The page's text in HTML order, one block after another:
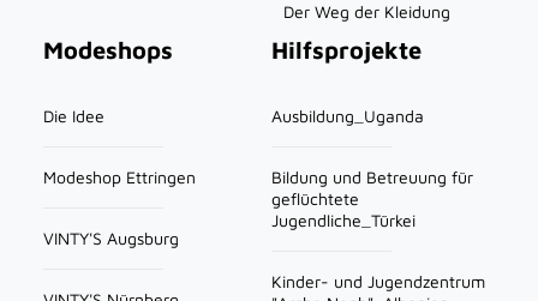
Der Weg der Kleidung
Modeshops
Die Idee
Modeshop Ettringen
VINTY'S Augsburg
Hilfsprojekte
Ausbildung_Uganda
Bildung und Betreuung für
geflüchtete
Jugendliche_Türkei
Kinder- und Jugendzentrum